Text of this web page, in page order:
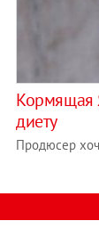
Кормящая
диету
Продюсер